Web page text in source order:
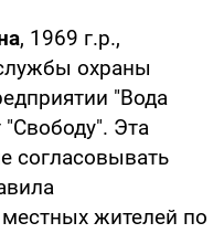
, 1969 г.р.,
охраны
"Вода
"Свободу". Эта
согласовывать
жителей по